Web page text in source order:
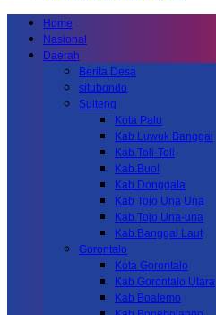
Home
Nasional
Daerah
Berita Desa
situbondo
Sulteng
Kota Palu
Kab.Luwuk Banggai
Kab.Toli-Toli
Kab.Buol
Kab.Donggala
Kab Tojo Una Una
Kab.Tojo Una-una
Kab.Banggai Laut
Gorontalo
Kota Gorontalo
Kab Gorontalo Utara
Kab Boalemo